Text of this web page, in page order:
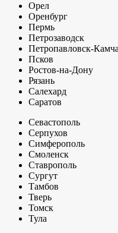
Орел
Оренбург
Пермь
Петрозаводск
Петропавловск-
Псков
Ростов-на-Дону
Рязань
Салехард
Саратов
Севастополь
Серпухов
Симферополь
Смоленск
Ставрополь
Сургут
Тамбов
Тверь
Томск
Тула